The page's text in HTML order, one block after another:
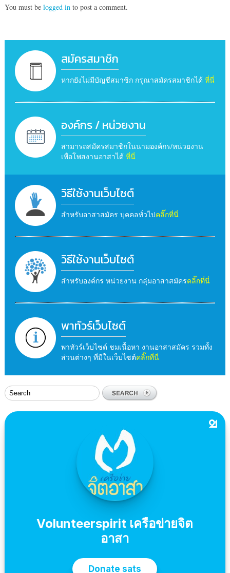
You must be logged into post a comment.
สมัครสมาชิก
หากยังไม่มีบัญชีสมาชิก กรุณาสมัครสมาชิกได้ ที่นี่
องค์กร / หน่วยงาน
สามารถสมัครสมาชิกในนามองค์กร/หน่วยงาน
เพื่อโพสงานอาสาได้ ที่นี่
วิธีใช้งานเว็บไซต์
สำหรับอาสาสมัคร บุคคลทั่วไปคลิ๊กที่นี่
วิธีใช้งานเว็บไซต์
สำหรับองค์กร หน่วยงาน กลุ่มอาสาสมัครคลิ๊กที่นี่
พาทัวร์เว็บไซต์
พาทัวร์เว็บไซต์ ชมเนื้อหา งานอาสาสมัคร รวมทั้ง
ส่วนต่างๆ ที่มีในเว็บไซต์คลิ๊กที่นี่